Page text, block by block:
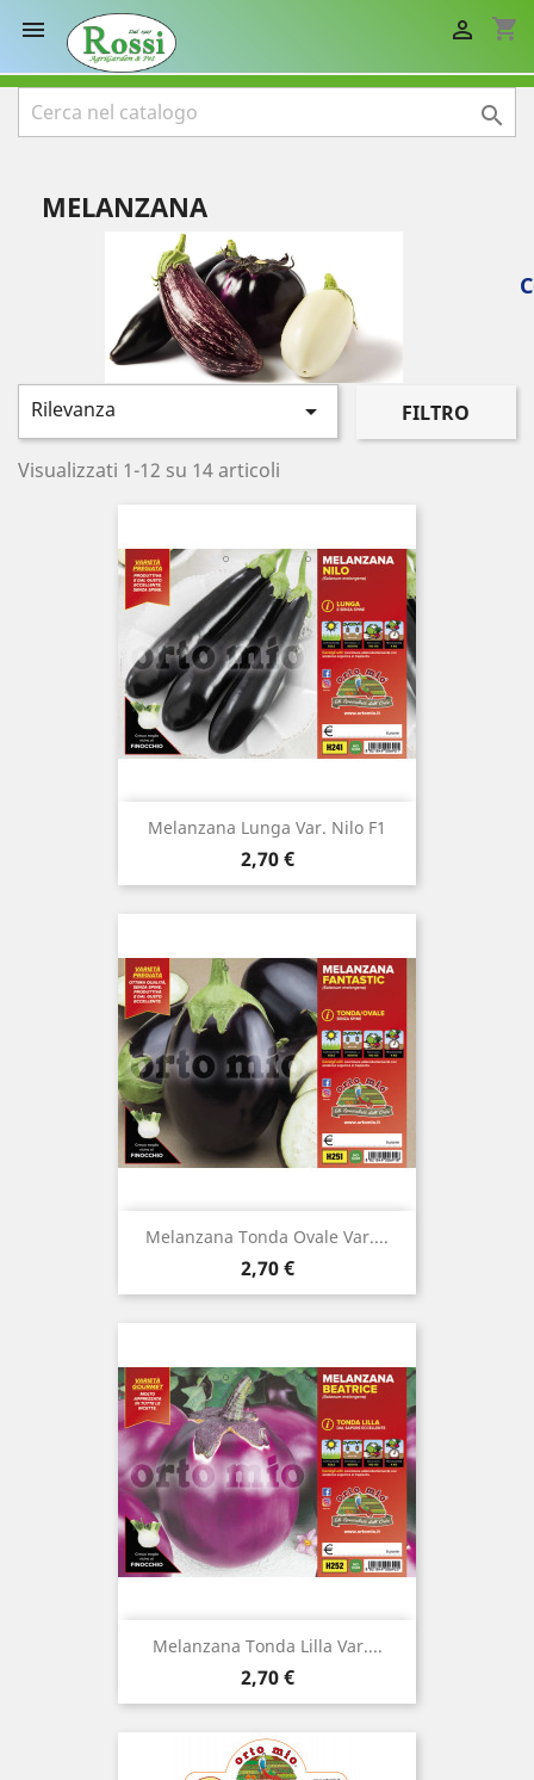
 shopping_cart


MELANZANA
Rilevanza  FILTRO
Visualizzati 1-12 su 14 articoli
Melanzana Lunga Var. Nilo F1
Prezzo
2,70 €
Melanzana Tonda Ovale Var....
Prezzo
2,70 €
Melanzana Tonda Lilla Var....
Prezzo
2,70 €